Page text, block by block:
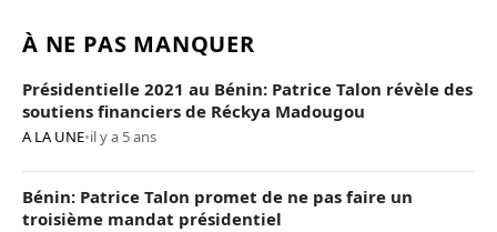
À NE PAS MANQUER
Présidentielle 2021 au Bénin: Patrice Talon révèle des
soutiens financiers de Réckya Madougou
A LA UNE•il y a 5 ans
Bénin: Patrice Talon promet de ne pas faire un
troisième mandat présidentiel